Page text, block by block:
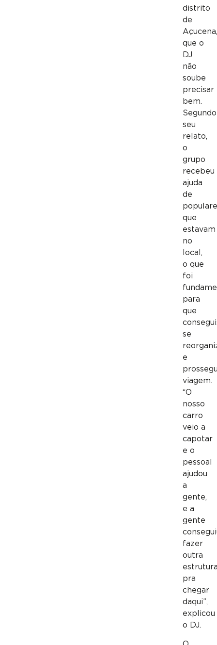
distrito
de
Açucena,
que o
DJ
não
soube
precisar
bem.
Segundo
seu
relato,
o
grupo
recebeu
ajuda
de
que
estavam
no
local,
o que
foi
para
que
se
e
viagem.
“O
nosso
carro
veio a
capotar
e o
pessoal
ajudou
a
gente,
e a
gente
fazer
outra
pra
chegar
daqui”,
explicou
o DJ.